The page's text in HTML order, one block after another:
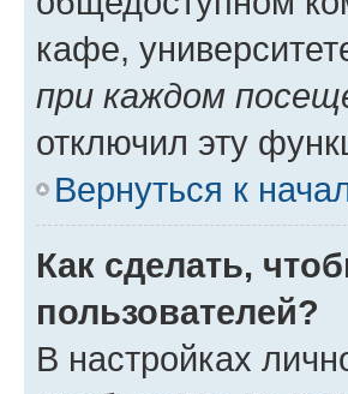
кафе,
при каждом
отключил эту
Вернуться к
Как сделать,
пользователей?
В настройках